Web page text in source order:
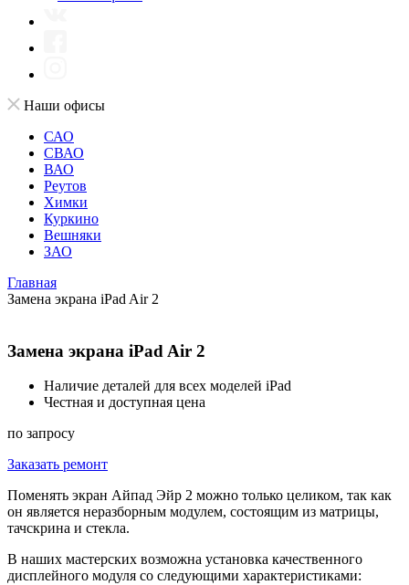
Наши офисы
САО
СВАО
ВАО
Реутов
Химки
Куркино
Вешняки
ЗАО
Главная
Замена экрана iPad Air 2
Замена экрана iPad Air 2
Наличие деталей для всех моделей iPad
Честная и доступная цена
по запросу
Заказать ремонт
Поменять экран Айпад Эйр 2 можно только целиком, так как
он является неразборным модулем, состоящим из матрицы,
тачскрина и стекла.
В наших мастерских возможна установка качественного
дисплейного модуля со следующими характеристиками: